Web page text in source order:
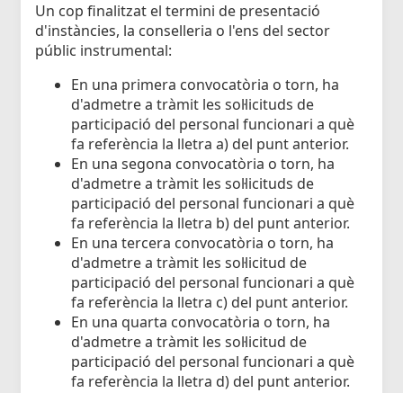
Un cop finalitzat el termini de presentació
d'instàncies, la conselleria o l'ens del sector
públic instrumental:
En una primera convocatòria o torn, ha
d'admetre a tràmit les sol·licituds de
participació del personal funcionari a què
fa referència la lletra a) del punt anterior.
En una segona convocatòria o torn, ha
d'admetre a tràmit les sol·licituds de
participació del personal funcionari a què
fa referència la lletra b) del punt anterior.
En una tercera convocatòria o torn, ha
d'admetre a tràmit les sol·licitud de
participació del personal funcionari a què
fa referència la lletra c) del punt anterior.
En una quarta convocatòria o torn, ha
d'admetre a tràmit les sol·licitud de
participació del personal funcionari a què
fa referència la lletra d) del punt anterior.